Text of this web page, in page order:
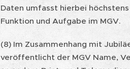
Daten umfasst hierbei
Funktion und Aufgabe im MGV.
(8) Im Zusammenhang mit
veröffentlicht der MGV Name,